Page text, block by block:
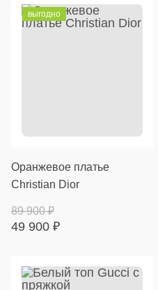
выгодно
Оранжевое платье
Christian Dior
49 900 ₽
89 900₽